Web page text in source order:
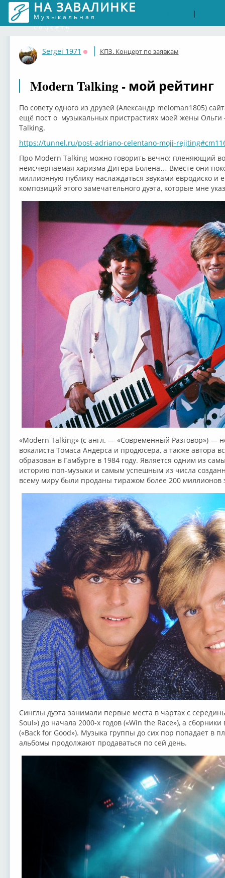
НА ЗАВАЛИНКЕ
Музыкальная
соцсеть
|
Sergei 1971
Оффлайн
КПЗ. Концерт по заявкам
Modern Talking - мой рейтинг
По совету одного из друзей (Александр meloman1805)
ещё пост о музыкальных пристрастиях моей жены Ольги
Talking.
https://tunnel.ru/post-adriano-celentano-mojj-
Про Modern Talking можно говорить вечно: пленяющий
неисчерпаемая харизма Дитера Болена… Вместе они
миллионную публику наслаждаться звуками евродиско и
композиций этого замечательного дуэта, которые мне
«Modern Talking» (с англ. — «Современный Разговор») —
вокалиста Томаса Андерса и продюсера, а также автора
образован в Гамбурге в 1984 году. Является одним из
историю поп-музыки и самым успешным из числа
всему миру были проданы тиражом более 200 миллионов
Синглы дуэта занимали первые места в чартах с
Soul») до начала 2000-х годов («Win the Race»), а
(«Back for Good»). Музыка группы до сих пор попадает в
альбомы продолжают продаваться по сей день.